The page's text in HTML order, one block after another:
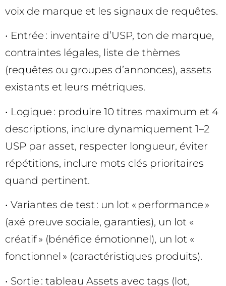
voix de marque et les signaux de requêtes.
• Entrée : inventaire d’USP, ton de marque,
contraintes légales, liste de thèmes
(requêtes ou groupes d’annonces), assets
existants et leurs métriques.
• Logique : produire 10 titres maximum et 4
descriptions, inclure dynamiquement 1–2
USP par asset, respecter longueur, éviter
répétitions, inclure mots clés prioritaires
quand pertinent.
• Variantes de test : un lot « performance »
(axé preuve sociale, garanties), un lot «
créatif » (bénéfice émotionnel), un lot «
fonctionnel » (caractéristiques produits).
• Sortie : tableau Assets avec tags (lot,